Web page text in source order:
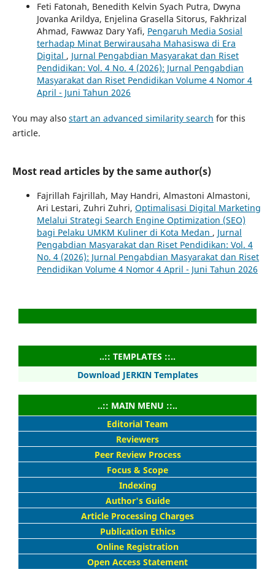
Feti Fatonah, Benedith Kelvin Syach Putra, Dwyna
Jovanka Arildya, Enjelina Grasella Sitorus, Fakhrizal
Ahmad, Fawwaz Dary Yafi, Pengaruh Media Sosial
terhadap Minat Berwirausaha Mahasiswa di Era
Digital , Jurnal Pengabdian Masyarakat dan Riset
Pendidikan: Vol. 4 No. 4 (2026): Jurnal Pengabdian
Masyarakat dan Riset Pendidikan Volume 4 Nomor 4
April - Juni Tahun 2026
You may also start an advanced similarity search for this
article.
Most read articles by the same author(s)
Fajrillah Fajrillah, May Handri, Almastoni Almastoni,
Ari Lestari, Zuhri Zuhri, Optimalisasi Digital Marketing
Melalui Strategi Search Engine Optimization (SEO)
bagi Pelaku UMKM Kuliner di Kota Medan , Jurnal
Pengabdian Masyarakat dan Riset Pendidikan: Vol. 4
No. 4 (2026): Jurnal Pengabdian Masyarakat dan Riset
Pendidikan Volume 4 Nomor 4 April - Juni Tahun 2026
..:: TEMPLATES ::..
Download JERKIN Templates
..:: MAIN MENU ::..
Editorial Team
Reviewers
Peer Review Process
Focus & Scope
Indexing
Author's Guide
Article Processing Charges
Publication Ethics
Online Registration
Open Access Statement